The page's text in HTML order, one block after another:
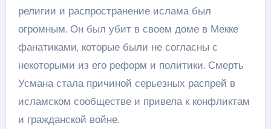
религии и распространение ислама был
огромным. Он был убит в своем доме в Мекке
фанатиками, которые были не согласны с
некоторыми из его реформ и политики. Смерть
Усмана стала причиной серьезных распрей в
исламском сообществе и привела к конфликтам
и гражданской войне.